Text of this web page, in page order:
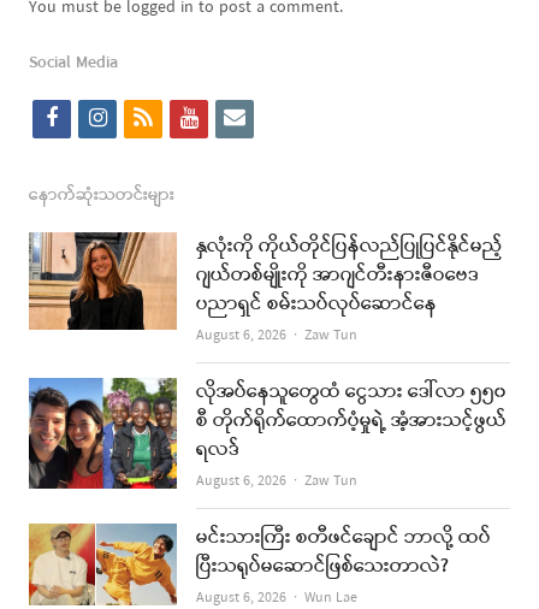
You must be logged in to post a comment.
Social Media
f
c
e
b
o
k
i
s
t
a
g
a
m
r
s
y
t
u
b
e
e
i
l
နောက်ဆုံးသတင်းများ
နှလုံးကို ကိုယ်တိုင်ပြန်လည်ပြုပြင်နိုင်မည့်
ဂျယ်တစ်မျိုးကို အာဂျင်တီးနားဇီဝဗေဒ
ပညာရှင် စမ်းသပ်လုပ်ဆောင်နေ
August 6, 2026 Author
Zaw Tun
လိုအပ်နေသူတွေထံ ငွေသား ဒေါ်လာ ၅၅၀
စီ တိုက်ရိုက်ထောက်ပံ့မှုရဲ့ အံ့အားသင့်ဖွယ်
ရလဒ်
August 6, 2026 Author
Zaw Tun
မင်းသားကြီး စတီဖင်ချောင် ဘာလို့ ထပ်
ပြီးသရုပ်မဆောင်ဖြစ်သေးတာလဲ?
August 6, 2026 Author
Wun Lae